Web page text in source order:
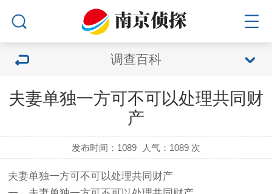
调查百科
夫妻单独一方可不可以处理共同财
产
发布时间：1089 人气： 1089 次
夫妻单独一方可不可以处理共同财产